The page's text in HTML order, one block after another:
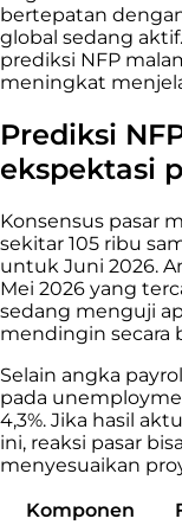
bertepatan
global sedang
prediksi NFP
meningkat
Prediksi
ekspektasi
Konsensus pasar
sekitar 105 ribu
untuk Juni 2026.
Mei 2026 yang
sedang menguji
mendingin secara
Selain angka
pada
4,3%. Jika hasil
ini, reaksi pasar
menyesuaikan
Komponen